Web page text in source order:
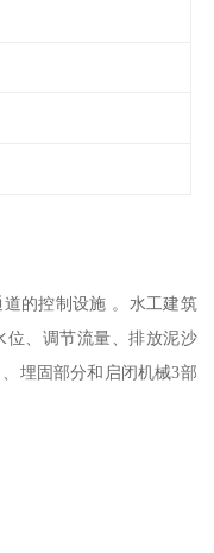
的控制设施 。水工建筑
位、调节流量、排放泥沙
埋固部分和启闭机械3部